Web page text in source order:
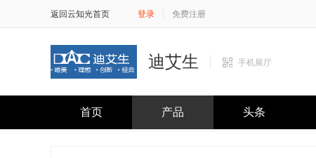
返回云知光首页 登录 免费注册
迪艾生 手机展厅
首页 产品 头条